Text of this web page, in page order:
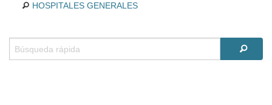
HOSPITALES GENERALES